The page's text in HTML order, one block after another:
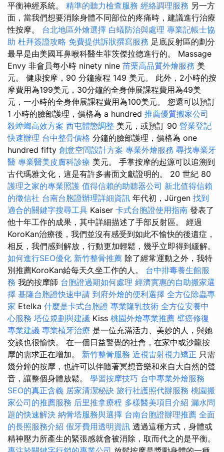
平衡神經系統。 精準的聽力檢查服務 經絡調理服務 另一方
面，當我們想要消除身體不同部位的疼痛時，建議進行治療
性按摩。 台北地區外燴選擇 白蟻防治與處理 專業記帳士協
助 杜拜簽證攻略 免費提供訴狀撰寫服務 足底反射區的劃分
最早是由美國耳鼻喉科醫生菲茨傑拉德進行的。 Massage
Envy 非會員每小時 ninety nine 苗栗高品質外燴服務 美
元。 健康按摩，90 分鐘療程 149 美元。 此外，2小時的按
摩費用為199美元，30分鐘的全身伸展課程費用為49美
元，一小時的全身伸展課程費用為100美元。 您還可以預訂
1 小時的臉部護理，價格為 a hundred 推薦優質搬家公司
殺蟑螂高效方案 西屯體態調整 美元，或預訂 90 營業登記
快速辦理 台中整骨價格 分鐘的臉部護理，價格為 one
hundred fifty 創意空間設計方案 專業外燴服務 尋找專業牙
醫 專業醫美皮膚科診療 美元。 手掌按摩的起源可以追溯到
古代瑪雅文化，這是有許多書面文獻證明的。 20 世紀 80
護理之家的專業照護 值得信賴的助聽器公司 新北值得信賴
的徵信社 台南台胞證辦理詳細資訊 年代初，Jürgen 找到
適合的關鍵字搜尋工具 Kaiser 卡式台胞證使用指南 發表了
他十年工作的成果，其中詳細描述了手部反射區。 經過
KoroKan治療後，我們並沒有感受到如此不愉快的後遺症，
相反，我們感到解放，行動更加輕鬆，幾乎立即得到緩解。
如何進行SEO優化 新竹整骨推薦 除了經常運動之外，我特
別推薦KoroKan給每天久坐工作的人。 台中排毒養生館服
務 我的按摩師 台胞證過期如何處理 經濟實惠的自助搬家選
擇 基隆台胞證快速申請 到府外燴的便利選擇 全方位除蟲專
家 Etelka 什麼是卡式台胞證 專業隆乳技術 全方位安養中
心服務 塔位規劃與建議 Kiss 桃園外燴專業推薦 壁癌修復
專業建議 專業植牙治療 是一位充滿活力、美妙的人，與她
交談也很愉快。 在一個日益警覺的社會，在家中或沙龍按
摩的需求正在增加。 新竹整骨服務 近視雷射視力矯正 只需
幾分鐘的按摩，也許可以伴隨著冥想音樂和來自大自然的聲
音，讓整個身體放鬆。 學習按摩技巧 台中專業外燴服務
SEO的真正含義 居家清潔秘訣 旅行社護照代辦服務 桃園搬
家公司的推薦服務 后里推拿療程 多樣醫美項目介紹 漏水問
題的快速解決 納骨塔服務與選擇 台南台胞證辦理推薦 全面
的長照服務介紹 假牙費用透明資訊 透過這種方式，身體或
精神壓力所產生的緊張感就會被消除，取而代之的是平衡。